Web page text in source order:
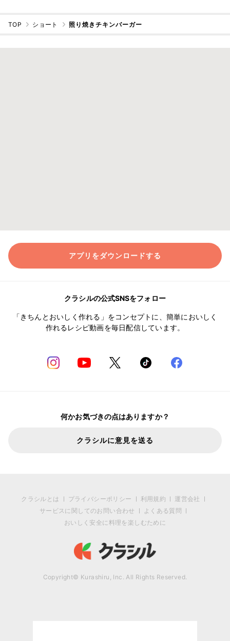
TOP ショート 照り焼きチキンバーガー
アプリをダウンロードする
クラシルの公式SNSをフォロー
「きちんとおいしく作れる」をコンセプトに、簡単においしく
作れるレシピ動画を毎日配信しています。
何かお気づきの点はありますか？
クラシルに意見を送る
クラシルとは プライバシーポリシー 利用規約
運営会社
サービスに関してのお問い合わせ
よくある質問
おいしく安全に料理を楽しむために
Copyright© Kurashiru, Inc. All Rights Reserved.